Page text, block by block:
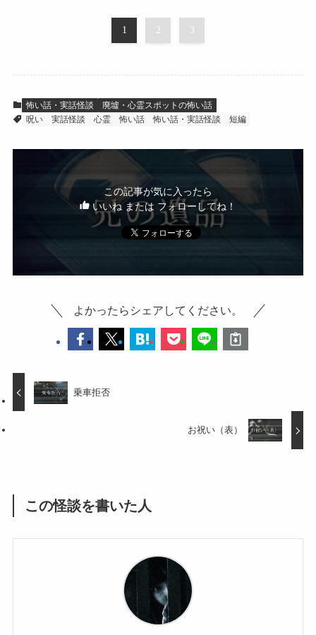
1 2 3
怖い話・実話怪談
廃墟・心霊スポットの怖い話
呪い
実話怪談 心霊 怖い話 怖い話・実話怪談 短編
この記事が気に入ったら
いいね または フォローしてね！
よかったらシェアしてください。
乗車拒否
お祝い（表）
この怪談を書いた人